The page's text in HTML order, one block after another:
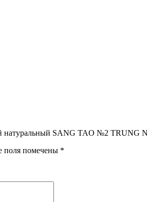
натуральный SANG TAO №2 TRUNG
поля помечены *